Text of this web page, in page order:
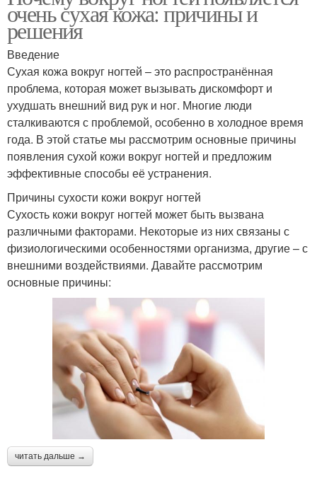
очень сухая кожа: причины и
решения
Введение
Сухая кожа вокруг ногтей – это распространённая
проблема, которая может вызывать дискомфорт и
ухудшать внешний вид рук и ног. Многие люди
сталкиваются с проблемой, особенно в холодное время
года. В этой статье мы рассмотрим основные причины
появления сухой кожи вокруг ногтей и предложим
эффективные способы её устранения.
Причины сухости кожи вокруг ногтей
Сухость кожи вокруг ногтей может быть вызвана
различными факторами. Некоторые из них связаны с
физиологическими особенностями организма, другие – с
внешними воздействиями. Давайте рассмотрим
основные причины:
читать дальше →